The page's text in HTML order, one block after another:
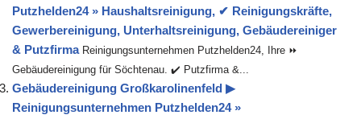
Putzhelden24 » Haushaltsreinigung, ✔ Reinigungskräfte,
Gewerbereinigung, Unterhaltsreinigung, Gebäudereiniger
& Putzfirma Reinigungsunternehmen Putzhelden24, Ihre ⏩
Gebäudereinigung für Söchtenau. ✔️ Putzfirma &...
Gebäudereinigung Großkarolinenfeld ▶︎
Reinigungsunternehmen Putzhelden24 »